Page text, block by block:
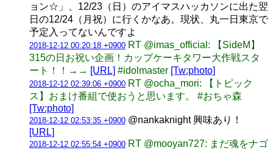
ョン☆」、12/23（日）のアイマスハッカソンに出た翌
日の12/24（月祝）に行くかなあ。現状、丸一日東京で
予定入ってないんですよ
2018-12-12 00:20:18 +0900 RT @imas_official: 【SideM】
315の日お祝い企画！カップケーキタワー大作戦スタ
ート！！→→ [URL] #idolmaster [Tw:photo]
2018-12-12 02:39:06 +0900 RT @ocha_mori: 【トピック
ス】おまけ番組で使おうと思います。 #おちゃ森
[Tw:photo]
2018-12-12 02:53:35 +0900 @nankaknight 興味あり！
[URL]
2018-12-12 02:55:54 +0900 RT @mooyan727: まだ魂をナゴ